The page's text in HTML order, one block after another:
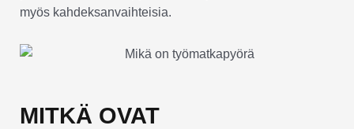
myös kahdeksanvaihteisia.
MITKÄ OVAT